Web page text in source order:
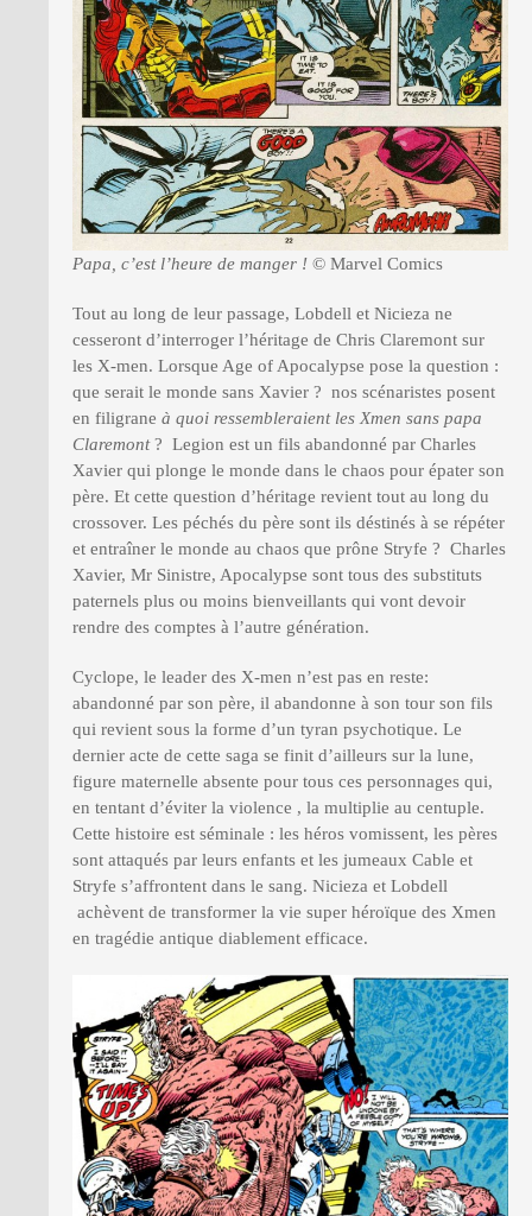
Papa, c’est l’heure de manger ! © Marvel Comics
Tout au long de leur passage, Lobdell et Nicieza ne
cesseront d’interroger l’héritage de Chris Claremont sur
les X-men. Lorsque Age of Apocalypse pose la question :
que serait le monde sans Xavier ? nos scénaristes posent
en filigrane à quoi ressembleraient les Xmen sans papa
Claremont? Legion est un fils abandonné par Charles
Xavier qui plonge le monde dans le chaos pour épater son
père. Et cette question d’héritage revient tout au long du
crossover. Les péchés du père sont ils déstinés à se répéter
et entraîner le monde au chaos que prône Stryfe ? Charles
Xavier, Mr Sinistre, Apocalypse sont tous des substituts
paternels plus ou moins bienveillants qui vont devoir
rendre des comptes à l’autre génération.
Cyclope, le leader des X-men n’est pas en reste:
abandonné par son père, il abandonne à son tour son fils
qui revient sous la forme d’un tyran psychotique. Le
dernier acte de cette saga se finit d’ailleurs sur la lune,
figure maternelle absente pour tous ces personnages qui,
en tentant d’éviter la violence , la multiplie au centuple.
Cette histoire est séminale : les héros vomissent, les pères
sont attaqués par leurs enfants et les jumeaux Cable et
Stryfe s’affrontent dans le sang. Nicieza et Lobdell
achèvent de transformer la vie super héroïque des Xmen
en tragédie antique diablement efficace.